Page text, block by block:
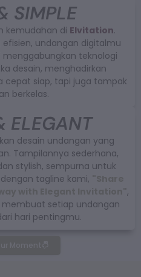
SIMPLE
kemudahan di Elvitation.
undangan digitalmu
menggabungkan teknologi
desain, menghadirkan
cepat siap, tapi juga tampak
berkelas.
ELEGANT
desain undangan yang
Tampilannya sederhana,
stylish, sempurna untuk
tagline kami,
,
setiap undangan
hari pentingmu.